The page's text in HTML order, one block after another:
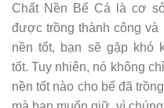
Chất Nền Bể Cá là cơ
được trồng thành công và
nền tốt, bạn sẽ gặp khó
tốt. Tuy nhiên, nó không
nền tốt nào cho bể đã